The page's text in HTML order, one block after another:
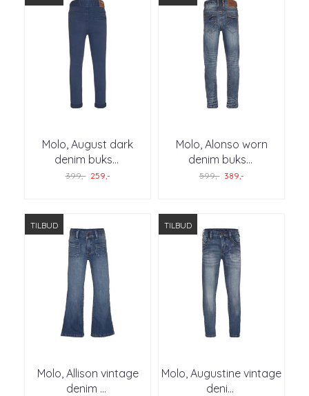
Molo, August dark
denim buks...
399,- 259,-
Molo, Alonso worn
denim buks...
599,- 389,-
TILBUD
Molo, Allison vintage
denim ...
TILBUD
Molo, Augustine vintage
deni...